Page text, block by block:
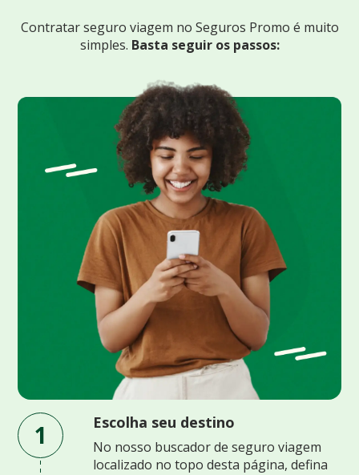
Contratar seguro viagem no Seguros Promo é muito
simples. Basta seguir os passos:
1 Escolha seu destino
No nosso buscador de seguro viagem
localizado no topo desta página, defina